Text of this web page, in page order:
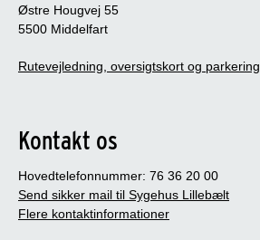
Østre Hougvej 55
5500 Middelfart
Rutevejledning, oversigtskort og parkering
Kontakt os
Hovedtelefonnummer: 76 36 20 00
Send sikker mail til Sygehus Lillebælt
Flere kontaktinformationer